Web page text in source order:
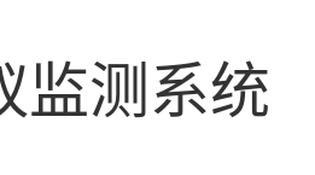
监测系统